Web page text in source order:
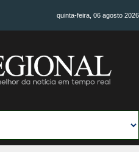
quinta-feira, 06 agosto 2026